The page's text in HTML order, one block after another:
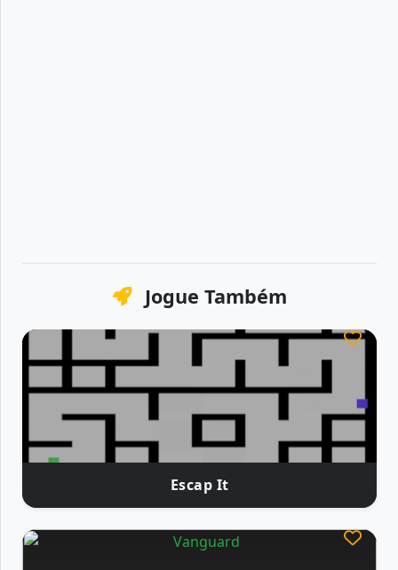
Jogue Também
Escap It